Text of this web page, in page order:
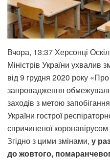
Вчора, 13:37 Херсонці
Міністрів України
від 9 грудня 2020 року
запровадження
заходів з метою
України гострої
спричиненої
Згідно з цими змінами, у
до жовтого,